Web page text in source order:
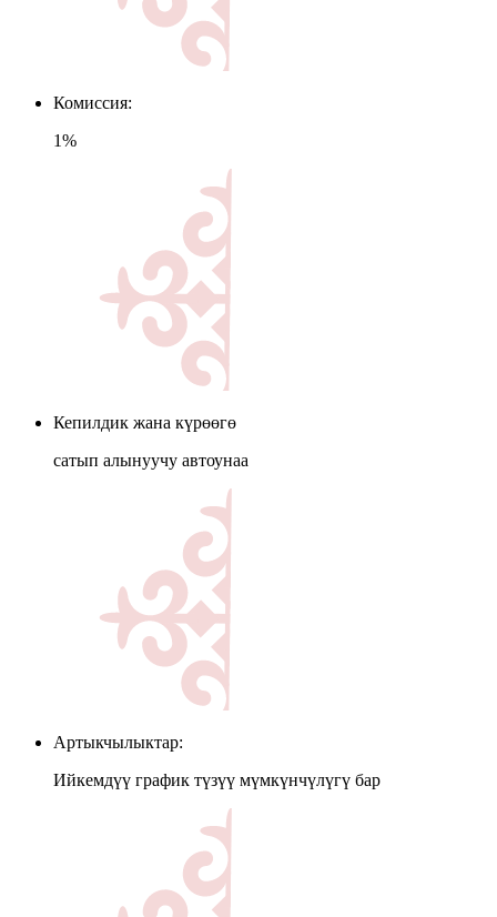
Комиссия:
1%
Кепилдик жана күрөөгө
сатып алынуучу автоунаа
Артыкчылыктар:
Ийкемдүү график түзүү мүмкүнчүлүгү бар